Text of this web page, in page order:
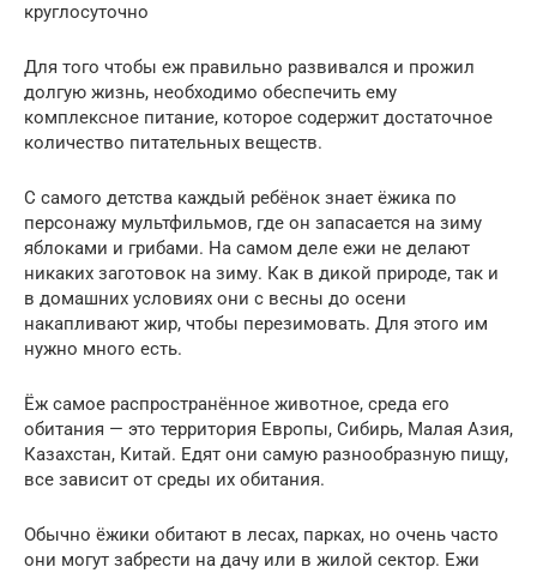
круглосуточно
Для того чтобы еж правильно развивался и прожил
долгую жизнь, необходимо обеспечить ему
комплексное питание, которое содержит достаточное
количество питательных веществ.
С самого детства каждый ребёнок знает ёжика по
персонажу мультфильмов, где он запасается на зиму
яблоками и грибами. На самом деле ежи не делают
никаких заготовок на зиму. Как в дикой природе, так и
в домашних условиях они с весны до осени
накапливают жир, чтобы перезимовать. Для этого им
нужно много есть.
Ёж самое распространённое животное, среда его
обитания — это территория Европы, Сибирь, Малая Азия,
Казахстан, Китай. Едят они самую разнообразную пищу,
все зависит от среды их обитания.
Обычно ёжики обитают в лесах, парках, но очень часто
они могут забрести на дачу или в жилой сектор. Ежи